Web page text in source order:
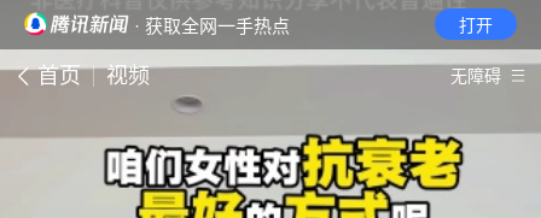
· 获取全网一手热点 打开
首页 视频 无障碍